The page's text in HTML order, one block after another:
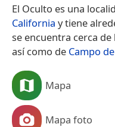
El Oculto es una
California y tiene
se encuentra cerca
así como de Campo
Mapa
Mapa foto